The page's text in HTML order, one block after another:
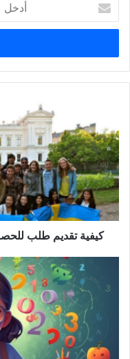
بريدك
الإلكتروني
طلب
للحصول
على
تأشيرة
دراسية
في
السويد
كيفية تقديم طلب
النصائح
لتعلم
الألمانية
للأطفال